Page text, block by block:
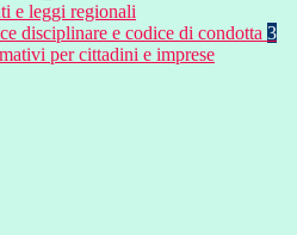
e leggi regionali
disciplinare e codice di condotta 3
per cittadini e imprese